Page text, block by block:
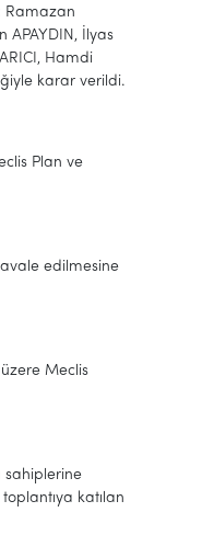
Ramazan
APAYDIN, İlyas
Hamdi
karar verildi.
Plan ve
edilmesine
Meclis
sahiplerine
katılan